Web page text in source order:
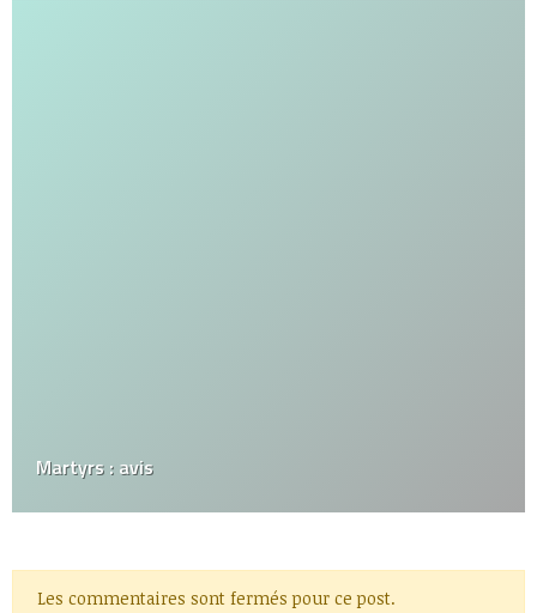
Martyrs : avis
Les commentaires sont fermés pour ce post.